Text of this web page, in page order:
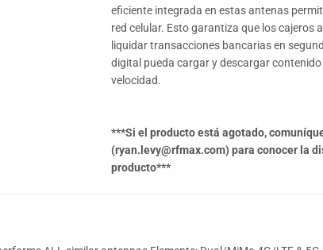
eficiente integrada en estas antenas
red celular. Esto garantiza que los cajeros
liquidar transacciones bancarias en
digital pueda cargar y descargar
velocidad.
***Si el producto está agotado,
(ryan.levy@rfmax.com) para conocer la
producto***